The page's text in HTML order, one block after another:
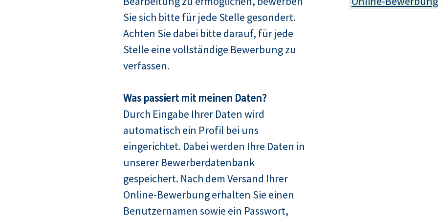
Sie sich bitte für jede Stelle gesondert.
Achten Sie dabei bitte darauf, für jede
Stelle eine vollständige Bewerbung zu
verfassen.
Was passiert mit meinen Daten?
Durch Eingabe Ihrer Daten wird
automatisch ein Profil bei uns
eingerichtet. Dabei werden Ihre Daten in
unserer Bewerberdatenbank
gespeichert. Nach dem Versand Ihrer
Online-Bewerbung erhalten Sie einen
Benutzernamen sowie ein Passwort,